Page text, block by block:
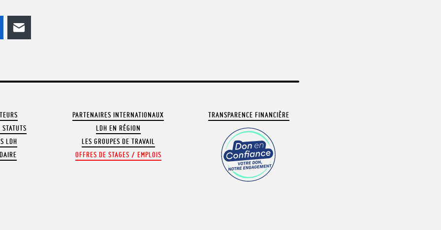
LinkedIn
LDH
PARTENAIRES INTERNATIONAUX
LDH EN RÉGION
LES GROUPES DE TRAVAIL
OFFRES DE STAGES / EMPLOIS
TRANSPARENCE FINANCIÈRE